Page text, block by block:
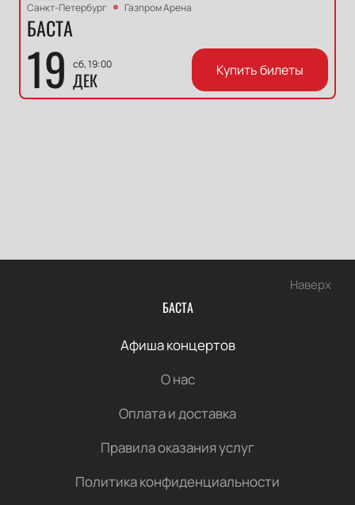
Санкт-Петербург
Газпром Арена
БАСТА
19 сб, 19:00
ДЕК Купить билеты
Наверх
БАСТА
Афиша концертов
О нас
Оплата и доставка
Правила оказания услуг
Политика конфиденциальности